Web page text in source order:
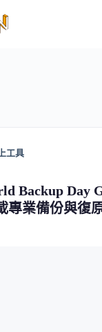
工具
Backup Day
專業備份與復